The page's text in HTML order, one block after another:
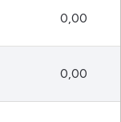
0,00
0,00